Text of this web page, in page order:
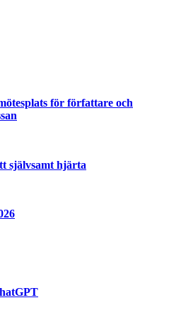
för författare och
självsamt hjärta